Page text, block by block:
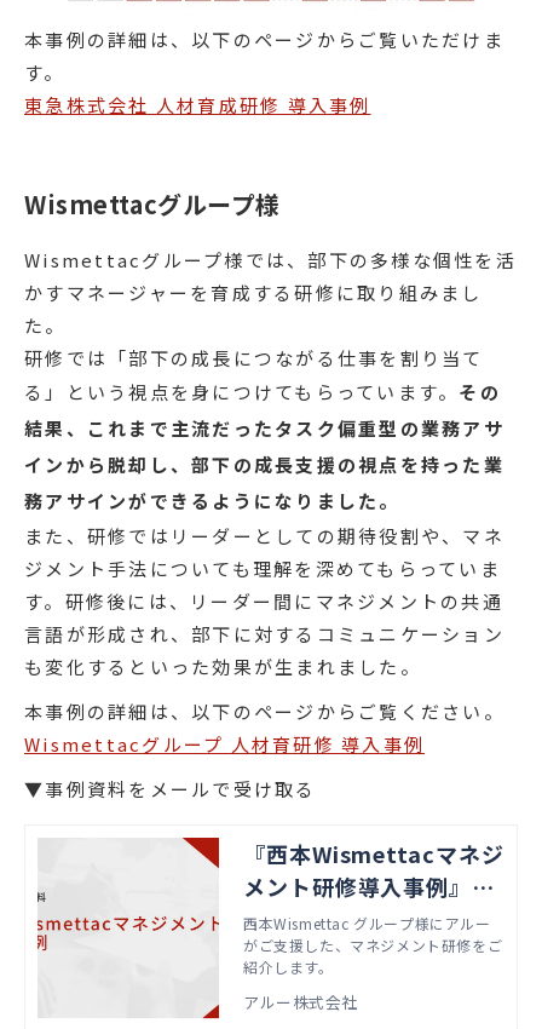
本事例の詳細は、以下のページからご覧いただけま
す。
東急株式会社 人材育成研修 導入事例
Wismettacグループ様
Wismettacグループ様では、部下の多様な個性を活
かすマネージャーを育成する研修に取り組みまし
た。
研修では「部下の成長につながる仕事を割り当て
る」という視点を身につけてもらっています。 その
結果、これまで主流だったタスク偏重型の業務アサ
インから脱却し、部下の成長支援の視点を持った業
務アサインができるようになりました。
また、研修ではリーダーとしての期待役割や、マネ
ジメント手法についても理解を深めてもらっていま
す。研修後には、リーダー間にマネジメントの共通
言語が形成され、部下に対するコミュニケーション
も変化するといった効果が生まれました。
本事例の詳細は、以下のページからご覧ください。
Wismettacグループ 人材育研修 導入事例
▼事例資料をメールで受け取る
『西本Wismettacマネジ
メント研修導入事例』ダ
ウンロード
西本Wismettac グループ様にアルー
がご支援した、マネジメント研修をご
紹介します。
アルー株式会社